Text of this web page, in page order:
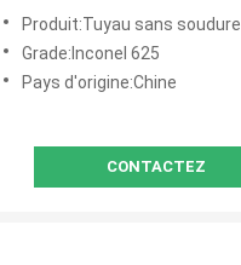
soudure poli
Produit:Tuyau sans soudure
Grade:Inconel 625
Pays d'origine:Chine
CONTACTEZ